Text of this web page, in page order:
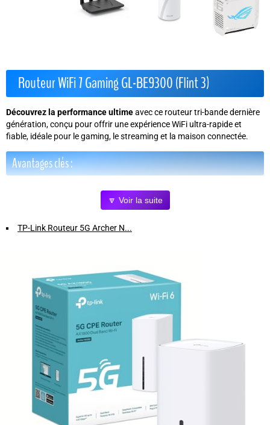
Routeur WiFi 7 Gaming GL-BE9300 (Flint 3)
Découvrez la performance ultimeavec ce routeur tri-bande dernière
génération, conçu pour offrir une expérience WiFi ultra-rapide et
fiable, idéale pour le gaming, le streaming et la maison connectée.
Avantages clés :
Technologie WiFi 7 avancéeavec MLO (Multi-Link Operation)
latence ultra réduite
et des connexions stables même en
Couverture étenduegrâce à sa conception tri-bande, assurant
Connexion simultanée de 100+ appareils
stockage étendue et support d'extensions via plugins DIY.
Protection renforcéegrâce au support d'AdGuard Home,
bloquant efficacement les publicités et trackers pour une navigation
plus sûre.
VPN intégré rapideavec OpenVPN et WireGuard, offrant jusqu'à
644 Mbps pour une sécurité optimale sans compromis sur la vitesse.
Pourquoi choisir le GL-BE9300 ?
Que vous soyez gamer, streamer ou simplement à la recherche d'une
connexion domestique puissante, ce routeur vous offre :
🔽 Voir la suite
TP-Link Routeur 5G Archer N...